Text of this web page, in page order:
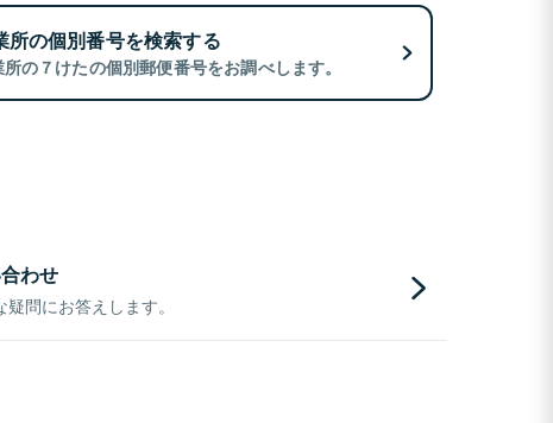
所の個別番号を検索する
の７けたの個別郵便番号をお調べします。
わせ
問にお答えします。